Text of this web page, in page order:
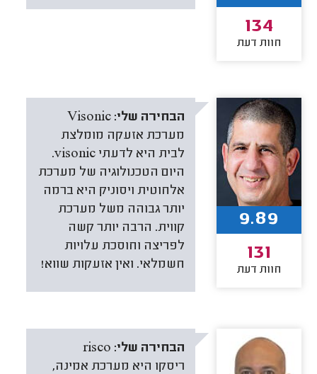
134
חוות דעת
הבחירה שלי: Visonic
מערכת אזעקה מומלצת
לבית היא לדעתי visonic.
היום הטכנולוגיה של מערכת
אלחוטית ויסוניק היא ברמה
יותר גבוהה משל מערכת
קווית. הרבה יותר קשה
לפריצה וחוסכת עלויות
חשמלאי. ואין אזעקות שווא!
9.89
131
חוות דעת
הבחירה שלי: risco
ריסקו היא מערכת אמינה,